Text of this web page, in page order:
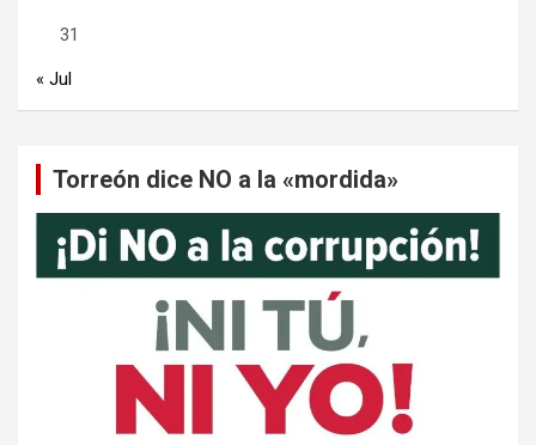
31
« Jul
Torreón dice NO a la «mordida»